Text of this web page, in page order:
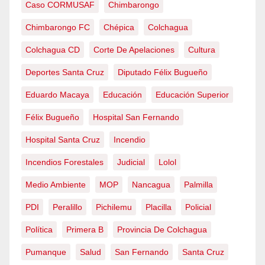
Caso CORMUSAF Chimbarongo
Chimbarongo FC Chépica Colchagua
Colchagua CD Corte De Apelaciones Cultura
Deportes Santa Cruz Diputado Félix Bugueño
Eduardo Macaya Educación Educación Superior
Félix Bugueño Hospital San Fernando
Hospital Santa Cruz Incendio
Incendios Forestales Judicial Lolol
Medio Ambiente MOP Nancagua Palmilla
PDI Peralillo Pichilemu Placilla Policial
Política Primera B Provincia De Colchagua
Pumanque Salud San Fernando Santa Cruz